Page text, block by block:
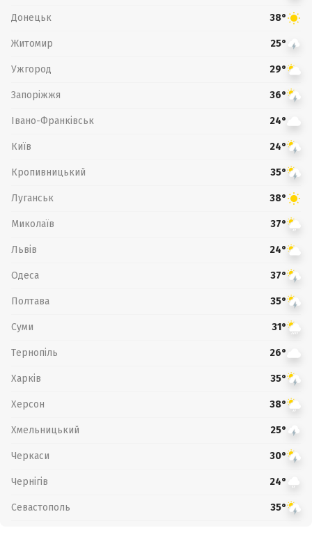
Донецьк 38°
Житомир 25°
Ужгород 29°
Запоріжжя 36°
Івано-Франківськ 24°
Київ 24°
Кропивницький 35°
Луганськ 38°
Миколаїв 37°
Львів 24°
Одеса 37°
Полтава 35°
Суми 31°
Тернопіль 26°
Харків 35°
Херсон 38°
Хмельницький 25°
Черкаси 30°
Чернігів 24°
Севастополь 35°